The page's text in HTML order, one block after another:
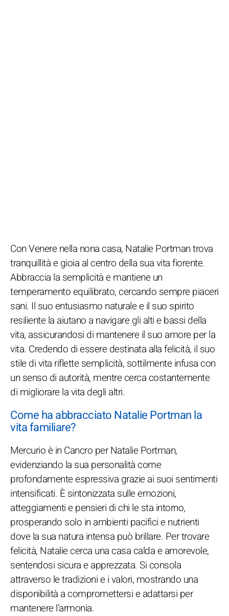
Con Venere nella nona casa, Natalie Portman trova
tranquillità e gioia al centro della sua vita fiorente.
Abbraccia la semplicità e mantiene un
temperamento equilibrato, cercando sempre piaceri
sani. Il suo entusiasmo naturale e il suo spirito
resiliente la aiutano a navigare gli alti e bassi della
vita, assicurandosi di mantenere il suo amore per la
vita. Credendo di essere destinata alla felicità, il suo
stile di vita riflette semplicità, sottilmente infusa con
un senso di autorità, mentre cerca costantemente
di migliorare la vita degli altri.
Come ha abbracciato Natalie Portman la
vita familiare?
Mercurio è in Cancro per Natalie Portman,
evidenziando la sua personalità come
profondamente espressiva grazie ai suoi sentimenti
intensificati. È sintonizzata sulle emozioni,
atteggiamenti e pensieri di chi le sta intorno,
prosperando solo in ambienti pacifici e nutrienti
dove la sua natura intensa può brillare. Per trovare
felicità, Natalie cerca una casa calda e amorevole,
sentendosi sicura e apprezzata. Si consola
attraverso le tradizioni e i valori, mostrando una
disponibilità a compromettersi e adattarsi per
mantenere l’armonia.